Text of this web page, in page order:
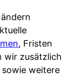
, Fristen
wir zusätzlich
sowie weitere